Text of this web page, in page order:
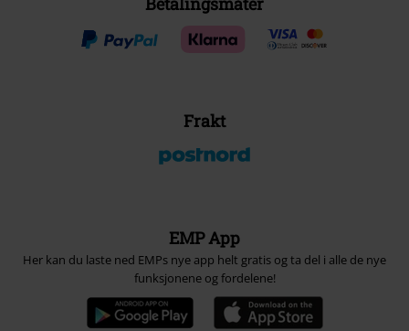
Frakt
EMP App
Her kan du laste ned EMPs nye app helt gratis og ta del i alle de nye
funksjonene og fordelene!